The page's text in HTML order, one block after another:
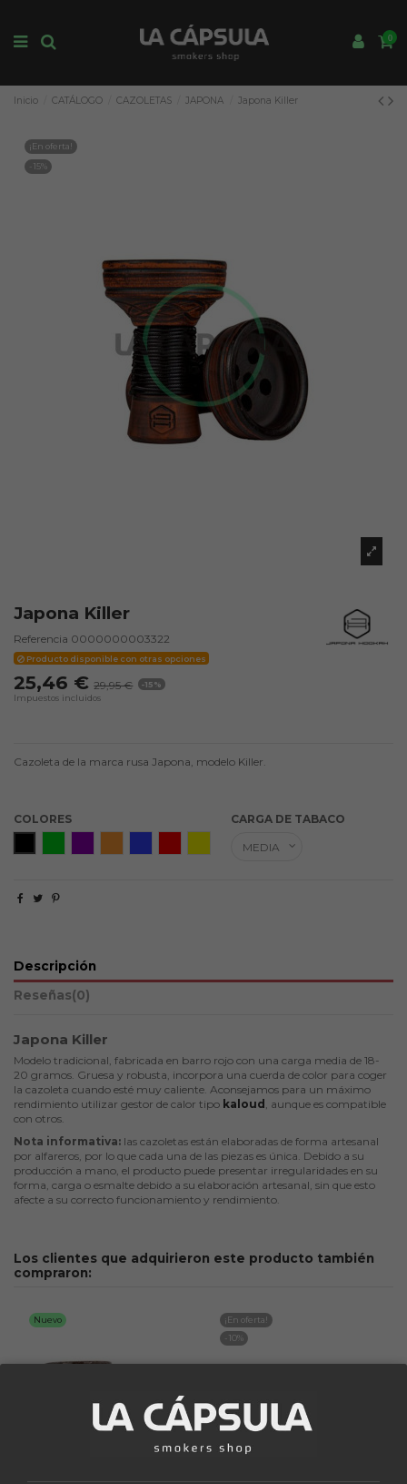
0
Inicio CATÁLOGO CAZOLETAS JAPONA Japona Killer
¡En oferta!
-15%
Japona Killer
Referencia 0000000003322
Producto disponible con otras opciones
25,46 € 29,95 €
-15%
Impuestos incluidos
Cazoleta de la marca rusa Japona, modelo Killer.
COLORES
CARGA DE TABACO
Descripción
Reseñas(0)
Japona Killer
Modelo tradicional, fabricada en barro rojo con una carga media de 18-
20 gramos. Gruesa y robusta, incorpora una cuerda de color para coger
la cazoleta cuando esté muy caliente. Aconsejamos para un máximo
rendimiento utilizar gestor de calor tipo kaloud
, aunque es compatible
con otros.
Nota informativa: las cazoletas están elaboradas de forma artesanal
por alfareros, por lo que cada una de las piezas es única. Debido a su
producción a mano, el producto puede presentar irregularidades en su
forma, carga o esmalte debido a su elaboración artesanal, sin que esto
afecte a su correcto funcionamiento y rendimiento.
Los clientes que adquirieron este producto también
compraron:
Nuevo
¡En oferta!
-10%